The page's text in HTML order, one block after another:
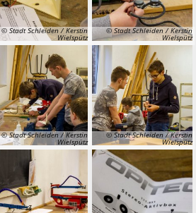
© Stadt Schleiden / Kerstin
Wielspütz
© Stadt Schleiden / Kerstin
Wielspütz
© Stadt Schleiden / Kerstin
Wielspütz
© Stadt Schleiden / Kerstin
Wielspütz